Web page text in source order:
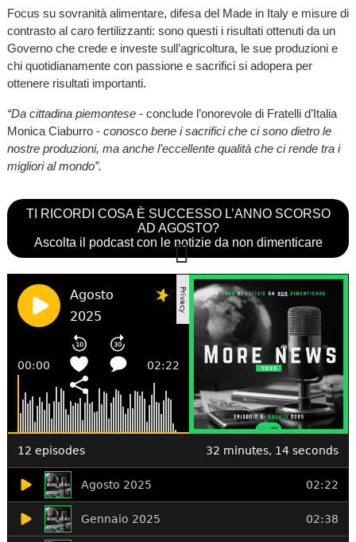
Focus su sovranità alimentare, difesa del Made in Italy e misure di
contrasto al caro fertilizzanti: sono questi i risultati ottenuti da un
Governo che crede e investe sull’agricoltura, le sue produzioni e
chi quotidianamente con passione e sacrifici si adopera per
ottenere risultati importanti.
“Da cittadina piemontese- conclude l’onorevole di Fratelli d’Italia
Monica Ciaburro - conosco bene i sacrifici che ci sono dietro le
nostre produzioni, ma anche l’eccellente qualità che ci rende tra i
migliori al mondo”.
TI RICORDI COSA È SUCCESSO L’ANNO SCORSO
AD AGOSTO?
Ascolta il podcast con le notizie da non dimenticare